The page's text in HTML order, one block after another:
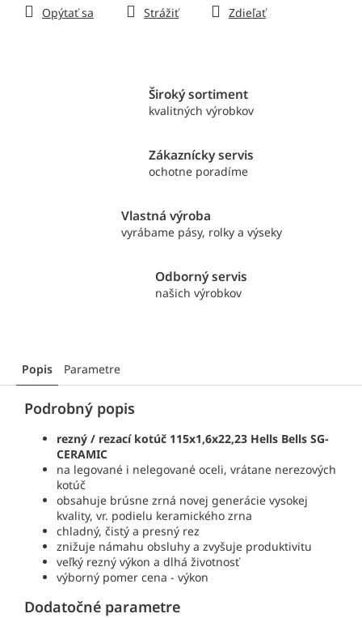
Opýtať sa Strážiť Zdieľať
Široký sortiment
kvalitných výrobkov
Zákaznícky servis
ochotne poradíme
Vlastná výroba
vyrábame pásy, rolky a výseky
Odborný servis
našich výrobkov
Popis Parametre
Podrobný popis
rezný / rezací kotúč 115x1,6x22,23 Hells Bells SG-
CERAMIC
na legované i nelegované oceli, vrátane nerezových
kotúč
obsahuje brúsne zrná novej generácie vysokej
kvality, vr. podielu keramického zrna
chladný, čistý a presný rez
znižuje námahu obsluhy a zvyšuje produktivitu
veľký rezný výkon a dlhá životnosť
výborný pomer cena - výkon
Dodatočné parametre